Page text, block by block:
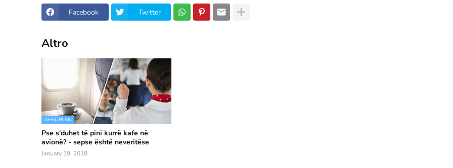
Facebook Twitter
Altro
AEROPLAN
Pse s'duhet të pini kurrë kafe në
avionë? - sepse është neveritëse
January 19, 2018